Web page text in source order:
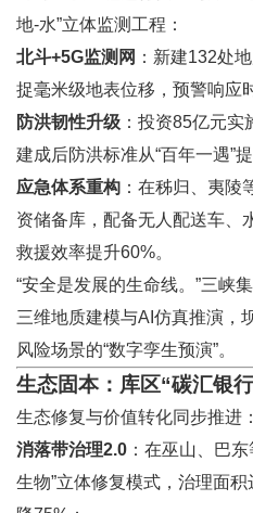
地-水”立体监测工程：
北斗+5G监测网 ：新建132处
捉毫米级地表位移，预警响应
防洪韧性升级 ：投资85亿元实
建成后防洪标准从“百年一遇”提
应急体系重构 ：在秭归、夷陵
资储备库，配备无人配送车、
救援效率提升60%。
“安全是发展的生命线。”三峡
三维地质建模与AI仿真推演，
风险场景的“数字孪生预演”。
生态固本：库区“碳汇银
生态修复与价值转化同步推进：
消落带治理2.0 ：在巫山、巴
生物”立体修复模式，治理面